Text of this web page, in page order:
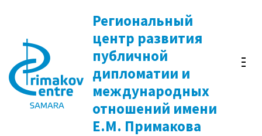
содержимому
(нажмите
Enter)
Региональный
центр развития
публичной
дипломатии и
международных
отношений имени
Е.М. Примакова